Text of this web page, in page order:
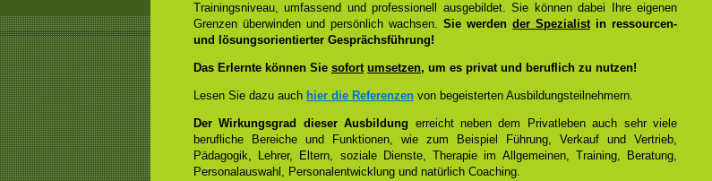
Trainingsniveau, umfassend und professionell ausgebildet. Sie können dabei Ihre eigenen
Grenzen überwinden und persönlich wachsen. Sie werden der Spezialistin ressourcen-
und lösungsorientierter Gesprächsführung!
Das Erlernte können Sie sofort umsetzen, um es privat und beruflich zu nutzen!
Lesen Sie dazu auch hier die Referenzen von begeisterten Ausbildungsteilnehmern.
Der Wirkungsgrad dieser Ausbildung erreicht neben dem Privatleben auch sehr viele
berufliche Bereiche und Funktionen, wie zum Beispiel Führung, Verkauf und Vertrieb,
Pädagogik, Lehrer, Eltern, soziale Dienste, Therapie im Allgemeinen, Training, Beratung,
Personalauswahl, Personalentwicklung und natürlich Coaching.